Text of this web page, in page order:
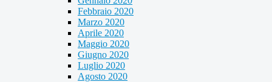
Febbraio 2020
Marzo 2020
Aprile 2020
Maggio 2020
Giugno 2020
Luglio 2020
Agosto 2020